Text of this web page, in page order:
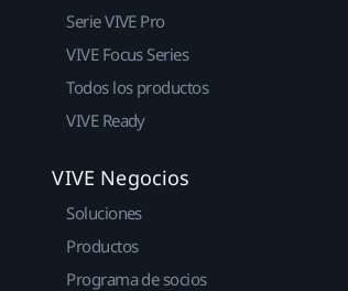
Serie VIVE Pro
VIVE Focus Series
Todos los productos
VIVE Ready
VIVE Negocios
Soluciones
Productos
Programa de socios